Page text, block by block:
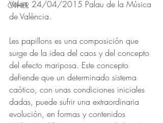
OTHER
Velert, 24/04/2015 Palau de la Música
de València.
Les papillons es una composición que
surge de la idea del caos y del concepto
del efecto mariposa. Este concepto
defiende que un determinado sistema
caótico, con unas condiciones iniciales
dadas, puede sufrir una extraordinaria
evolución, en formas y contenidos